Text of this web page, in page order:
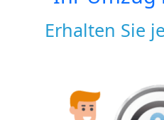
Erhalten Sie